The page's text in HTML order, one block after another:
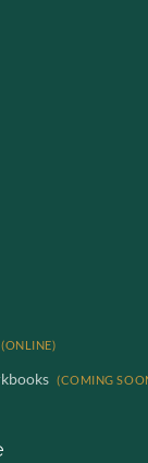
(ONLINE)
(COMING